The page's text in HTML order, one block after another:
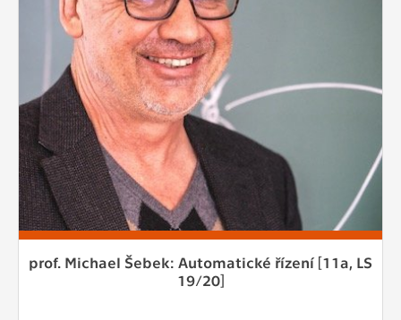
prof. Michael Šebek: Automatické řízení [11a, LS
19/20]